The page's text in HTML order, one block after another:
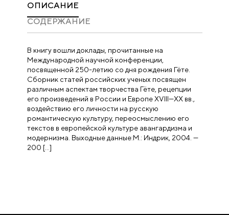
ОПИСАНИЕ
CОДЕРЖАНИЕ
В книгу вошли доклады, прочитанные на
Международной научной конференции,
посвященной 250-летию со дня рождения Гёте.
Сборник статей российских ученых посвящен
различным аспектам творчества Гёте, рецепции
его произведений в России и Европе XVIII—XX вв.,
воздействию его личности на русскую
романтическую культуру, переосмыслению его
текстов в европейской культуре авангардизма и
модернизма. Выходные данные:М.: Индрик, 2004. —
200 […]